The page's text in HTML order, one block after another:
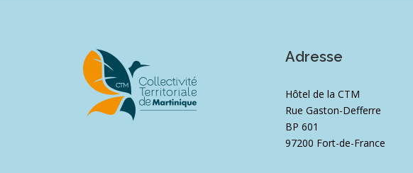
Adresse
Hôtel de la CTM
Rue Gaston-Defferre
BP 601
97200 Fort-de-France